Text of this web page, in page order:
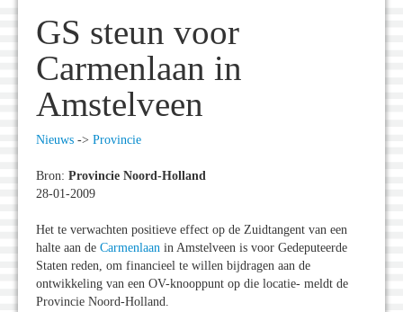
GS steun voor
Carmenlaan in
Amstelveen
Nieuws -> Provincie
Bron: Provincie Noord-Holland
28-01-2009
Het te verwachten positieve effect op de Zuidtangent van een
halte aan de Carmenlaan in Amstelveen is voor Gedeputeerde
Staten reden, om financieel te willen bijdragen aan de
ontwikkeling van een OV-knooppunt op die locatie- meldt de
Provincie Noord-Holland.